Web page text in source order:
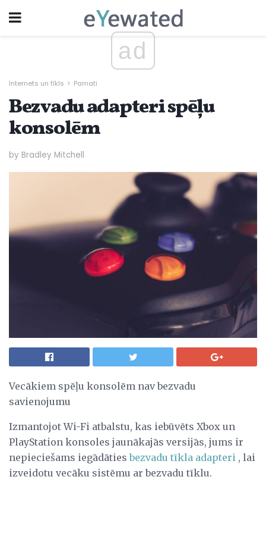
ad
Internets un tīkls Pamati
Bezvadu adapteri spēļu
konsolēm
by Bradley Mitchell
Vecākiem spēļu konsolēm nav bezvadu
savienojumu
Izmantojot Wi-Fi atbalstu, kas iebūvēts Xbox un
PlayStation konsoles jaunākajās versijās, jums ir
nepieciešams iegādātiesbezvadu tīkla adapteri , lai
izveidotu vecāku sistēmu ar bezvadu tīklu.